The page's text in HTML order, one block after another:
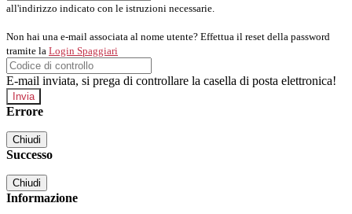
all'indirizzo indicato con le istruzioni necessarie.
Non hai una e-mail associata al nome utente? Effettua il reset della password
tramite la Login Spaggiari
E-mail inviata, si prega di controllare la casella di posta elettronica!
Errore
Chiudi
Successo
Chiudi
Informazione